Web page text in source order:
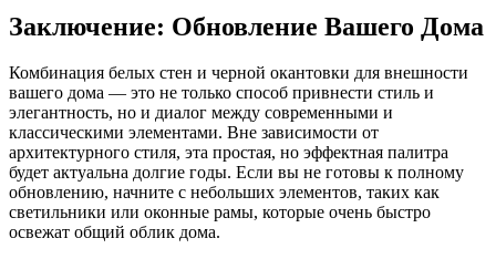
Заключение: Обновление Вашего Дома
Комбинация белых стен и черной окантовки для внешности
вашего дома — это не только способ привнести стиль и
элегантность, но и диалог между современными и
классическими элементами. Вне зависимости от
архитектурного стиля, эта простая, но эффектная палитра
будет актуальна долгие годы. Если вы не готовы к полному
обновлению, начните с небольших элементов, таких как
светильники или оконные рамы, которые очень быстро
освежат общий облик дома.